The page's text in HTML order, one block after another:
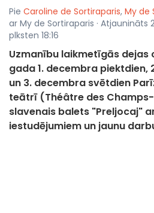
Pie Caroline de Sortiraparis, My de
ar My de Sortiraparis · Atjaunināts
plksten 18:16
Uzmanību laikmetīgās dejas
gada 1. decembra piektdien,
un 3. decembra svētdien
teātrī (Théâtre des
slavenais balets "Preljocaj"
iestudējumiem un jaunu